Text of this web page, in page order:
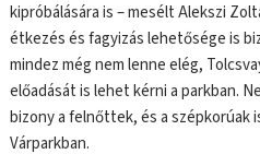
kipróbálására is – mesélt Alekszi
étkezés és fagyizás lehetősége is
mindez még nem lenne elég,
előadását is lehet kérni a parkban.
bizony a felnőttek, és a szépkorúak
Várparkban.